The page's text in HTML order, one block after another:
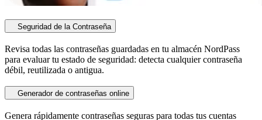
Seguridad de la Contraseña
Revisa todas las contraseñas guardadas en tu almacén NordPass
para evaluar tu estado de seguridad: detecta cualquier contraseña
débil, reutilizada o antigua.
Generador de contraseñas online
Genera rápidamente contraseñas seguras para todas tus cuentas